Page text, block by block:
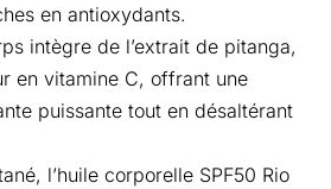
en antioxydants.
intègre de l’extrait de pitanga,
en vitamine C, offrant une
puissante tout en désaltérant
l’huile corporelle SPF50 Rio